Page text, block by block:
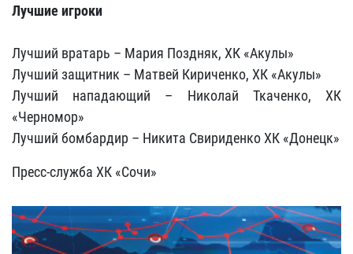
Лучшие игроки
Лучший вратарь – Мария Поздняк, ХК «Акулы»
Лучший защитник – Матвей Кириченко, ХК «Акулы»
Лучший нападающий – Николай Ткаченко, ХК
«Черномор»
Лучший бомбардир – Никита Свириденко ХК «Донецк»
Пресс-служба ХК «Сочи»